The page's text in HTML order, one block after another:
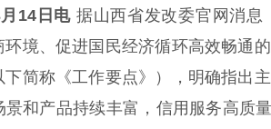
14日电 据山西省发改委官网消息
环境、促进国民经济循环高效畅通
下简称《工作要点》），明确指出
景和产品持续丰富，信用服务高质